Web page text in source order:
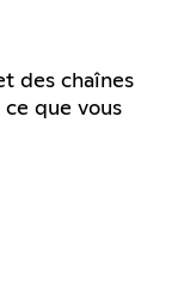
des chaînes
que vous